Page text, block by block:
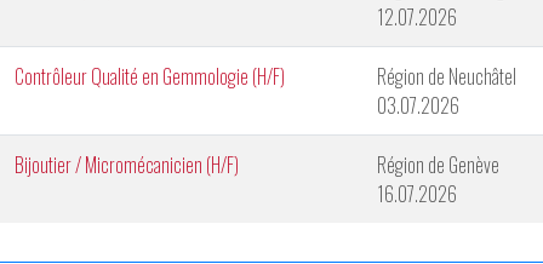
12.07.2026
Contrôleur Qualité en Gemmologie (H/F)
Région de Neuchâtel
03.07.2026
Bijoutier / Micromécanicien (H/F)
Région de Genève
16.07.2026